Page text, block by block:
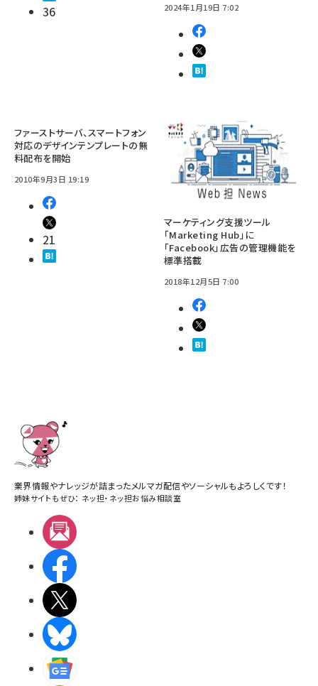
36
2024年1月19日 7:02
ファーストサーバ、スマートフォン
対応のデザインテンプレートの無
料配布を開始
2010年9月3日 19:19
21
マーケティング支援ツール
「Marketing Hub」に
「Facebook」広告の管理機能を
標準搭載
2018年12月5日 7:00
業界情報やナレッジが詰まったメルマガ配信やソーシャルもよろしくです！
姉妹サイトもぜひ： ネッ担・ ネッ担お悩み相談室